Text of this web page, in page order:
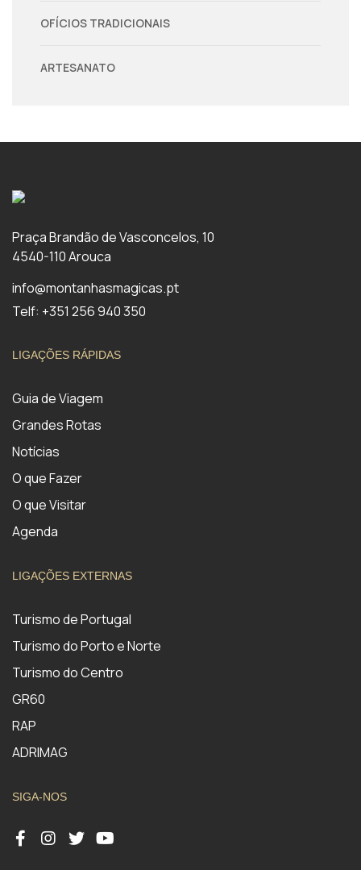
OFÍCIOS TRADICIONAIS
ARTESANATO
Praça Brandão de Vasconcelos, 10
4540-110 Arouca
info@montanhasmagicas.pt
Telf: +351 256 940 350
LIGAÇÕES RÁPIDAS
Guia de Viagem
Grandes Rotas
Notícias
O que Fazer
O que Visitar
Agenda
LIGAÇÕES EXTERNAS
Turismo de Portugal
Turismo do Porto e Norte
Turismo do Centro
GR60
RAP
ADRIMAG
SIGA-NOS